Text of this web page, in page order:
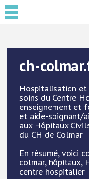
ch-
Hospitalisation et
soins du Centre
enseignement et
et aide-soignant/
aux Hôpitaux
du CH de Colmar
En résumé, voici
colmar, hôpitaux,
centre hospitalier